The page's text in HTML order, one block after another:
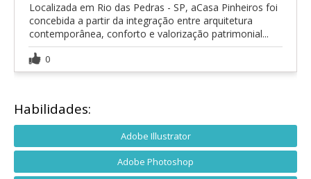
Localizada em Rio das Pedras - SP, aCasa Pinheiros foi
concebida a partir da integração entre arquitetura
contemporânea, conforto e valorização patrimonial...
0
Habilidades:
Adobe Illustrator
Adobe Photoshop